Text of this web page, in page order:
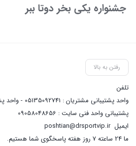
جشنواره یکی بخر دوتا ببر
رفتن به بالا
تلفن
پشتیبانی واحد فنی سایت : 09058048656
ایمیلposhtian@drsportvip.ir
ما 24 ساعته 7 روز هفته پاسخگوی شما هستیم.